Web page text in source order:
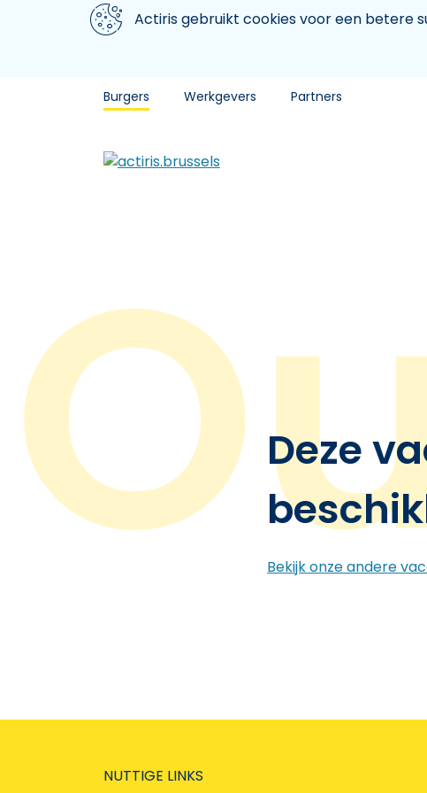
Aller au contenu principal
We gebruiken cookiesActiris gebruikt cookies voor een betere
Burgers Werkgevers Partners
Deze
Bekijk onze andere
NUTTIGE LINKS